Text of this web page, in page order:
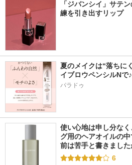
「ジバンシイ」サテ
練を引き出すリップ
夏のメイクは“落ちに
イブロウペンシルNで
パラドゥ
使い心地は申し分な
グ用のヘアオイルの
前は苦手と書きまし
6